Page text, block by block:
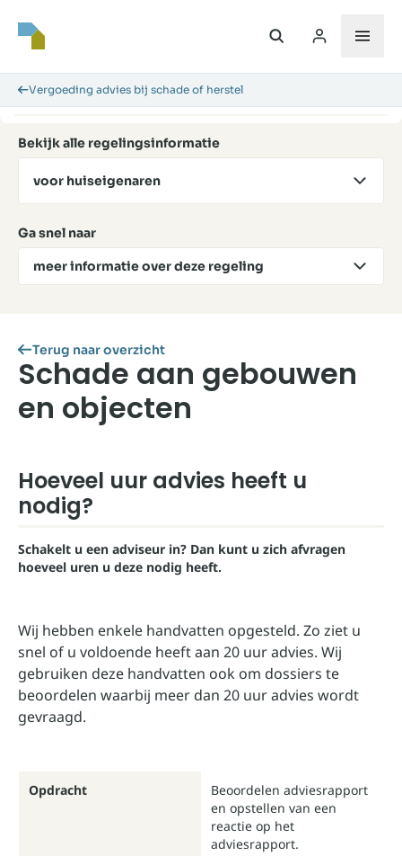
Vergoeding advies bij schade of herstel
Bekijk alle regelingsinformatie
voor huiseigenaren
Ga snel naar
meer informatie over deze regeling
Terug naar overzicht
Schade aan gebouwen
en objecten
Hoeveel uur advies heeft u
nodig?
Schakelt u een adviseur in? Dan kunt u zich afvragen
hoeveel uren u deze nodig heeft.
Wij hebben enkele handvatten opgesteld. Zo ziet u
snel of u voldoende heeft aan 20 uur advies. Wij
gebruiken deze handvatten ook om dossiers te
beoordelen waarbij meer dan 20 uur advies wordt
gevraagd.
Opdracht
Beoordelen adviesrapport
en opstellen van een
reactie op het
adviesrapport.